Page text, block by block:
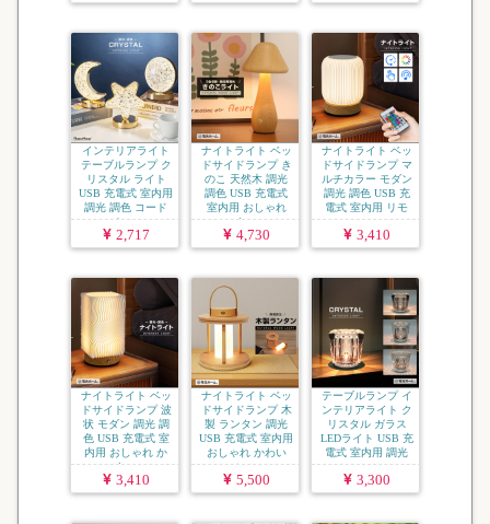
インテリアライト
テーブルランプ ク
リスタル ライト
USB 充電式 室内用
調光 調色 コード
レ...
2,717
ナイトライト ベッ
ドサイドランプ き
のこ 天然木 調光
調色 USB 充電式
室内用 おしゃれ
か...
4,730
ナイトライト ベッ
ドサイドランプ マ
ルチカラー モダン
調光 調色 USB 充
電式 室内用 リモ
コ...
3,410
ナイトライト ベッ
ドサイドランプ 波
状 モダン 調光 調
色 USB 充電式 室
内用 おしゃれ か
わ...
3,410
ナイトライト ベッ
ドサイドランプ 木
製 ランタン 調光
USB 充電式 室内用
おしゃれ かわい
い...
5,500
テーブルランプ イ
ンテリアライト ク
リスタル ガラス
LEDライト USB 充
電式 室内用 調光
...
3,300